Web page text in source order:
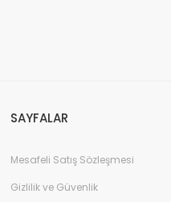
SAYFALAR
Mesafeli Satış Sözleşmesi
Gizlilik ve Güvenlik